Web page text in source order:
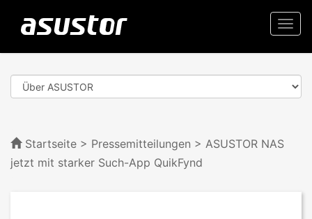
Startseite > Pressemitteilungen > ASUSTOR NAS
jetzt mit starker Such-App QuikFynd